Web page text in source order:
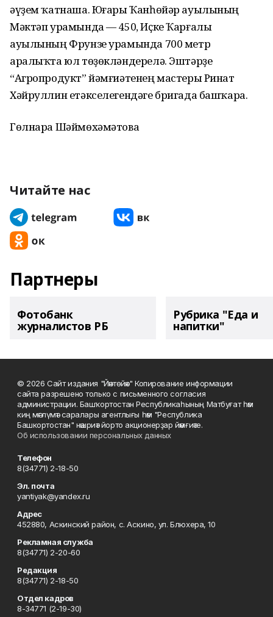
әүҙем ҡатнаша. Юғары Ҡанһөйәр ауылының
Мәктәп урамында — 450, Иҫке Ҡарғалы
ауылының Фрунзе урамында 700 метр
аралыҡта юл төҙөкләндерелә. Эштәрҙе
“Агропродукт” йәмғиәтенең мастеры Ринат
Хәйруллин етәкселегендәге бригада башҡара.
Гөлнара Шәймөхәмәтова
Читайте нас
Партнеры
Фотобанк
журналистов РБ
Рубрика "Еда и
напитки"
© 2026 Сайт издания "Йәнтөйәк" Копирование информации
сайта разрешено только с письменного согласия
администрации. Башҡортостан Республикаһының Матбуғат һәм
киң мәғлүмәт саралары агентлығы һәм "Республика
Башкортостан" нәшриәт йорто акционерҙар йәмғиәте.
Об использовании персональных данных
Телефон
8(34771) 2-18-50
Эл. почта
yantiyak@yandex.ru
Адрес
452880, Аскинский район, с. Аскино, ул. Блюхера, 10
Рекламная служба
8(34771) 2-20-60
Редакция
8(34771) 2-18-50
Отдел кадров
8-34771 (2-19-30)